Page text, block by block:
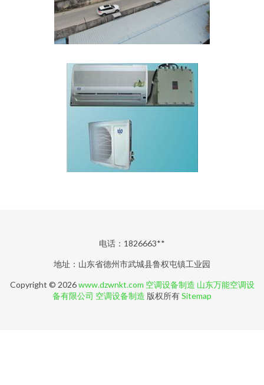
电话：1826663**
地址：山东省德州市武城县鲁权屯镇工业园
Copyright © 2026www.dzwnkt.com 空调设备制造 山东万能空调设
备有限公司 空调设备制造 版权所有Sitemap